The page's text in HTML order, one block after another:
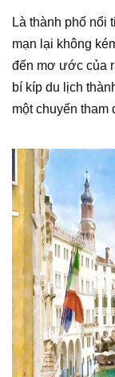
Là thành phố nổi
mạn lại không
đến mơ ước của
bí kíp du lịch
một chuyến tham